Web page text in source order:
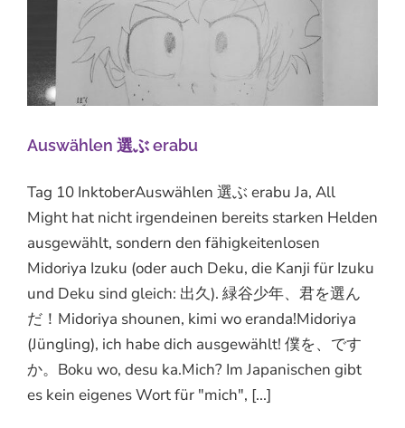
Auswählen 選ぶ erabu
Tag 10 InktoberAuswählen 選ぶ erabu Ja, All
Might hat nicht irgendeinen bereits starken Helden
ausgewählt, sondern den fähigkeitenlosen
Midoriya Izuku (oder auch Deku, die Kanji für Izuku
und Deku sind gleich: 出久). 緑谷少年、君を選ん
だ！Midoriya shounen, kimi wo eranda!Midoriya
(Jüngling), ich habe dich ausgewählt! 僕を、です
か。Boku wo, desu ka.Mich? Im Japanischen gibt
es kein eigenes Wort für "mich", [...]